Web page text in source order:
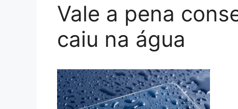
Vale a pena
caiu na água